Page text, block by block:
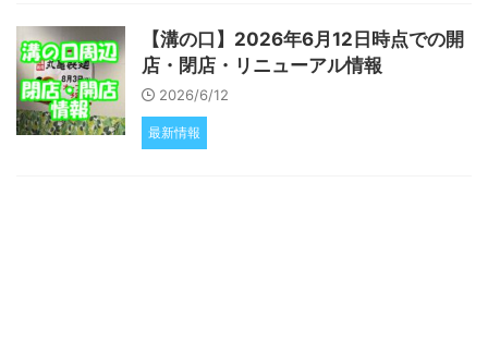
【溝の口】2026年6月12日時点での開
店・閉店・リニューアル情報
2026/6/12
最新情報